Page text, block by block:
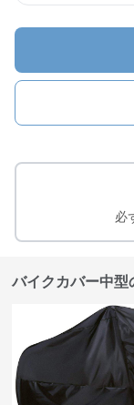
必
バイクカバー中型